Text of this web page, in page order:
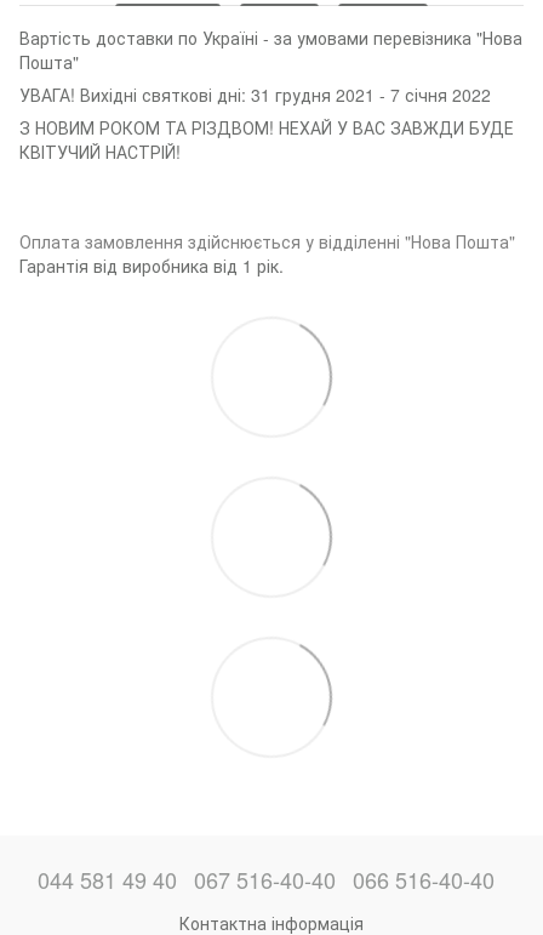
Вартість доставки по Україні - за умовами перевізника "Нова
Пошта"
УВАГА! Вихідні святкові дні: 31 грудня 2021 - 7 січня 2022
З НОВИМ РОКОМ ТА РІЗДВОМ! НЕХАЙ У ВАС ЗАВЖДИ БУДЕ
КВІТУЧИЙ НАСТРІЙ!
Оплата замовлення здійснюється у відділенні "Нова Пошта"
Гарантія від виробника від 1 рік.
044 581 49 40 067 516-40-40 066 516-40-40
Контактна інформація